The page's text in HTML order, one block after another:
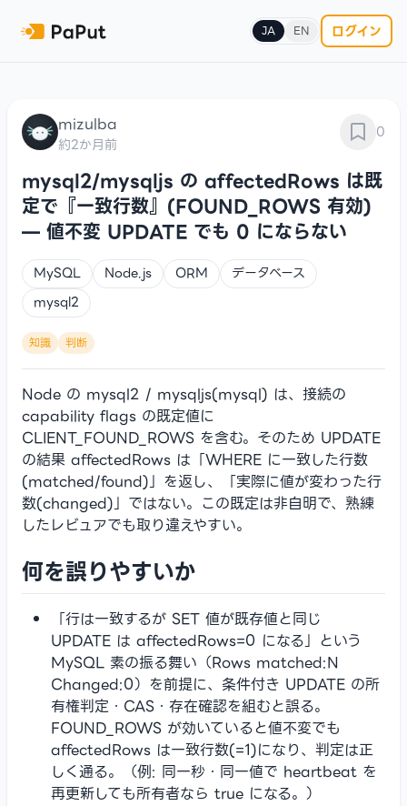
JA EN ログイン
mizulba
約2か月前
0
mysql2/mysqljs の affectedRows は既
定で『一致行数』(FOUND_ROWS 有効)
— 値不変 UPDATE でも 0 にならない
MySQL Node.js ORM
データベース
mysql2
知識 判断
Node の mysql2 / mysqljs(mysql) は、接続の
capability flags の既定値に
CLIENT_FOUND_ROWS を含む。そのため UPDATE
の結果 affectedRows は「WHERE に一致した行数
(matched/found)」を返し、「実際に値が変わった行
数(changed)」ではない。この既定は非自明で、熟練
したレビュアでも取り違えやすい。
何を誤りやすいか
「行は一致するが SET 値が既存値と同じ
UPDATE は affectedRows=0 になる」という
MySQL 素の振る舞い（Rows matched:N
Changed:0）を前提に、条件付き UPDATE の所
有権判定・CAS・存在確認を組むと誤る。
FOUND_ROWS が効いていると値不変でも
affectedRows は一致行数(=1)になり、判定は正
しく通る。（例: 同一秒・同一値で heartbeat を
再更新しても所有者なら true になる。）